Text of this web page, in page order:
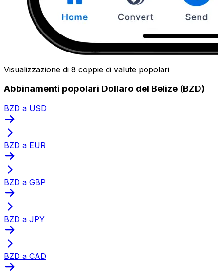
Visualizzazione di 8 coppie di valute popolari
Abbinamenti popolari Dollaro del Belize (BZD)
BZD a USD
BZD a EUR
BZD a GBP
BZD a JPY
BZD a CAD